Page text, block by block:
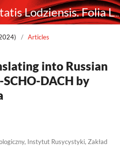
Acta Universitatis Lodziensis. Folia Litteraria Rossica
/ Articles
into Russian
DACH by
Instytut Rusycystyki, Zakład